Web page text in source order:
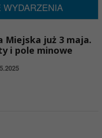
Miejska już 3 maja.
i pole minowe